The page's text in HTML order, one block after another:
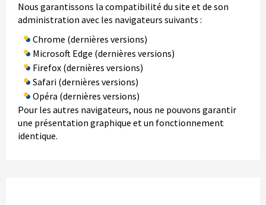
Nous garantissons la compatibilité du site et de son
administration avec les navigateurs suivants :
Chrome (dernières versions)
Microsoft Edge (dernières versions)
Firefox (dernières versions)
Safari (dernières versions)
Opéra (dernières versions)
Pour les autres navigateurs, nous ne pouvons garantir
une présentation graphique et un fonctionnement
identique.